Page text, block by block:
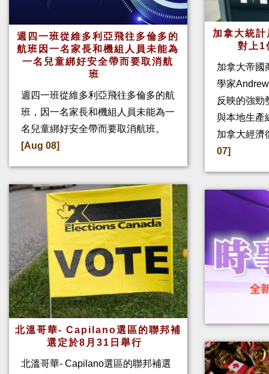
週四一班從維多利亞飛往多倫多的
航班因一名家長和機組人員未能為
一名兒童綁好安全帶而要取消航
班
週四一班從維多利亞飛往多倫多的航
班，因一名家長和機組人員未能為一
名兒童綁好安全帶而要取消航班。
[Aug 08]
北溫哥華- Capilano選區的聯邦補
選定於8月31日舉行
北溫哥華- Capilano選區的聯邦補選
加拿大統
對上
加拿大帝國
學家
反映的強勁
與本地生產
加拿大經濟
07]